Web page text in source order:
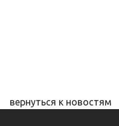
вернуться к новостям